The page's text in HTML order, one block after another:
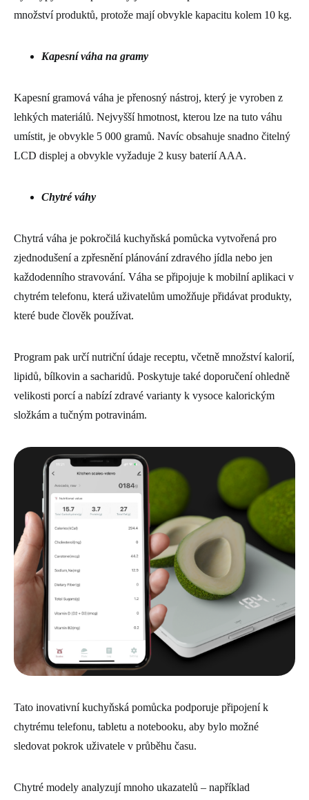
množství produktů, protože mají obvykle kapacitu kolem 10 kg.
Kapesní váha na gramy
Kapesní gramová váha je přenosný nástroj, který je vyroben z
lehkých materiálů. Nejvyšší hmotnost, kterou lze na tuto váhu
umístit, je obvykle 5 000 gramů. Navíc obsahuje snadno čitelný
LCD displej a obvykle vyžaduje 2 kusy baterií AAA.
Chytré váhy
Chytrá váha je pokročilá kuchyňská pomůcka vytvořená pro
zjednodušení a zpřesnění plánování zdravého jídla nebo jen
každodenního stravování. Váha se připojuje k mobilní aplikaci v
chytrém telefonu, která uživatelům umožňuje přidávat produkty,
které bude člověk používat.
Program pak určí nutriční údaje receptu, včetně množství kalorií,
lipidů, bílkovin a sacharidů. Poskytuje také doporučení ohledně
velikosti porcí a nabízí zdravé varianty k vysoce kalorickým
složkám a tučným potravinám.
Tato inovativní kuchyňská pomůcka podporuje připojení k
chytrému telefonu, tabletu a notebooku, aby bylo možné
sledovat pokrok uživatele v průběhu času.
Chytré modely analyzují mnoho ukazatelů – například